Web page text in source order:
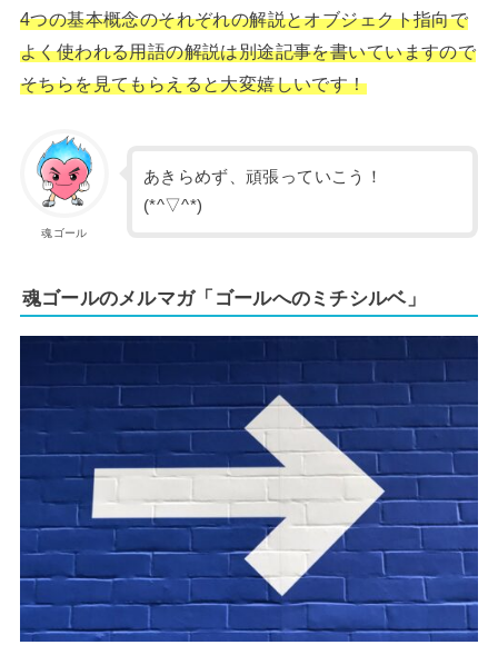
4つの基本概念のそれぞれの解説とオブジェクト指向で
よく使われる用語の解説は別途記事を書いていますので
そちらを見てもらえると大変嬉しいです！
魂ゴール
あきらめず、頑張っていこう！
(*^▽^*)
魂ゴールのメルマガ「ゴールへのミチシルベ」